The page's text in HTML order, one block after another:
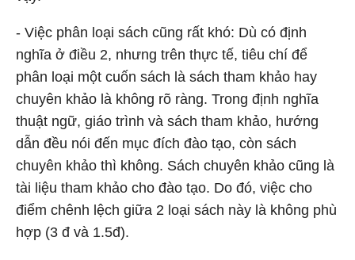
- Việc phân loại sách cũng rất khó: Dù có định
nghĩa ở điều 2, nhưng trên thực tế, tiêu chí để
phân loại một cuốn sách là sách tham khảo hay
chuyên khảo là không rõ ràng. Trong định nghĩa
thuật ngữ, giáo trình và sách tham khảo, hướng
dẫn đều nói đến mục đích đào tạo, còn sách
chuyên khảo thì không. Sách chuyên khảo cũng là
tài liệu tham khảo cho đào tạo. Do đó, việc cho
điểm chênh lệch giữa 2 loại sách này là không phù
hợp (3 đ và 1.5đ).